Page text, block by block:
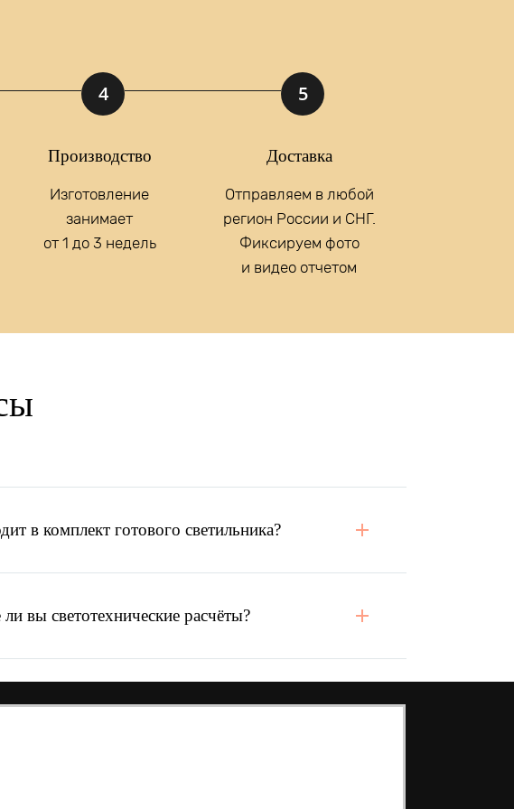
решение
персональных данных.
4
Производство
Изготовление
занимает
от 1 до 3 недель
5
Доставка
Отправляем в любой
регион России и СНГ.
Фиксируем фото
и видео отчетом
в комплект готового светильника?
ли вы светотехнические расчёты?